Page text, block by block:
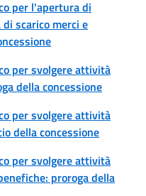
per l'apertura di
scarico merci e
per svolgere attività
della concessione
per svolgere attività
della concessione
per svolgere attività
proroga della